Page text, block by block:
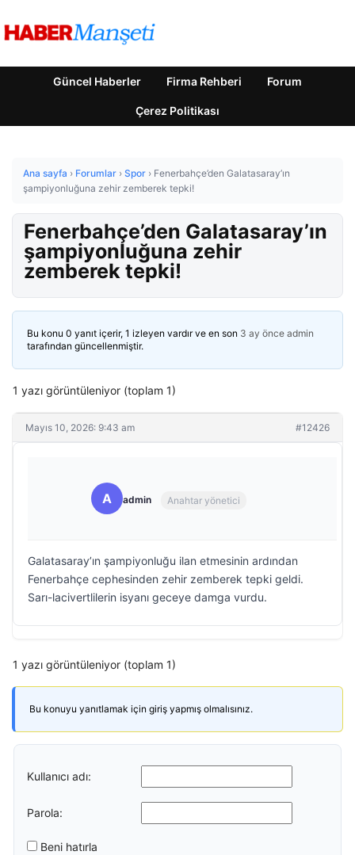
Güncel Haberler Firma Rehberi Forum
Çerez Politikası
Ana sayfa › Forumlar › Spor › Fenerbahçe’den Galatasaray’ın
şampiyonluğuna zehir zemberek tepki!
Fenerbahçe’den Galatasaray’ın
şampiyonluğuna zehir
zemberek tepki!
Bu konu 0 yanıt içerir, 1 izleyen vardır ve en son 3 ay önce admin
tarafından güncellenmiştir.
1 yazı görüntüleniyor (toplam 1)
Mayıs 10, 2026: 9:43 am #12426
A admin Anahtar yönetici
Galatasaray’ın şampiyonluğu ilan etmesinin ardından
Fenerbahçe cephesinden zehir zemberek tepki geldi.
Sarı-lacivertlilerin isyanı geceye damga vurdu.
1 yazı görüntüleniyor (toplam 1)
Bu konuyu yanıtlamak için giriş yapmış olmalısınız.
Kullanıcı adı:
Parola:
Beni hatırla